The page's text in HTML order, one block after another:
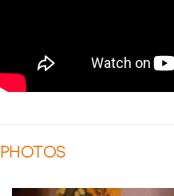
PHOTOS